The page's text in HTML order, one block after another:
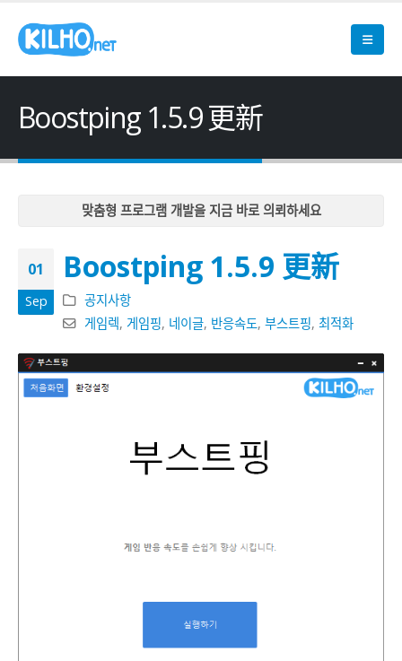
Boostping 1.5.9 更新
맞춤형 프로그램 개발을 지금 바로 의뢰하세요
맞춤형 프로그램 개발을 지금 바로 의뢰하세요
맞춤형 프로그램 개발을 지금 바로 의뢰하세요
맞춤형 프로그램 개발을 지금 바로 의뢰하세요
01
Sep
Boostping 1.5.9 更新
공지사항
게임렉, 게임핑, 네이글, 반응속도,부스트핑,최적화